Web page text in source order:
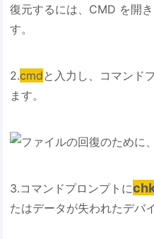
2.cmdと入力し、コマンド
ます。
3.コマンドプロンプトに
たはデータが失われたデバ